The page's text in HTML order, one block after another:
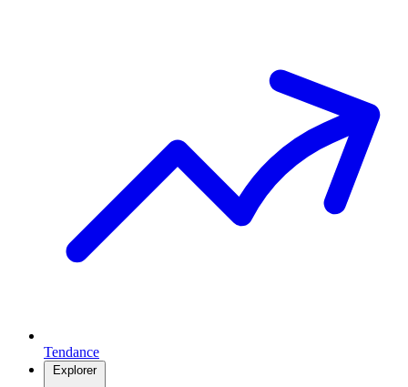
Tendance
Explorer